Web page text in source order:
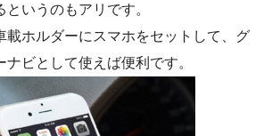
いうのもアリです。
載ホルダーにスマホをセットして、グ
ビとして使えば便利です。